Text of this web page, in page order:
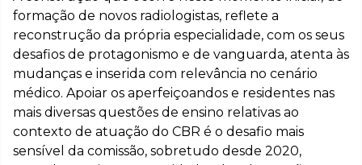
formação de novos radiologistas, reflete a
reconstrução da própria especialidade, com os seus
desafios de protagonismo e de vanguarda, atenta às
mudanças e inserida com relevância no cenário
médico. Apoiar os aperfeiçoandos e residentes nas
mais diversas questões de ensino relativas ao
contexto de atuação do CBR é o desafio mais
sensível da comissão, sobretudo desde 2020,